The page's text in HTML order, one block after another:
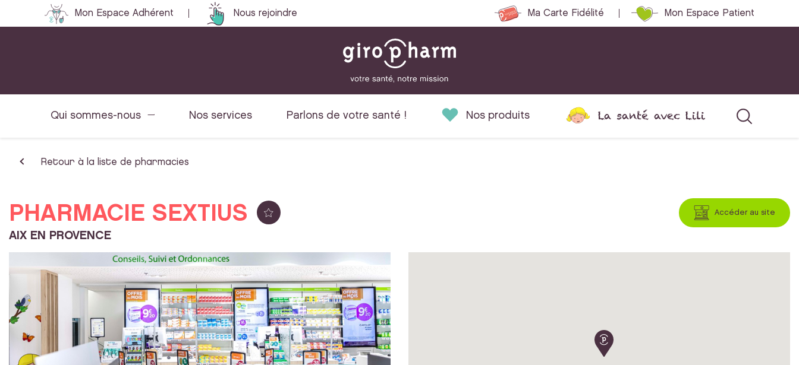
Mon Espace Adhérent Nous rejoindre Ma Carte Fidélité Mon Espace Patient
Qui sommes-nous Nos services Parlons de votre santé ! Nos produits La santé avec Lili
Retour à la liste de pharmacies
PHARMACIE SEXTIUS
AIX EN PROVENCE
Accéder au site